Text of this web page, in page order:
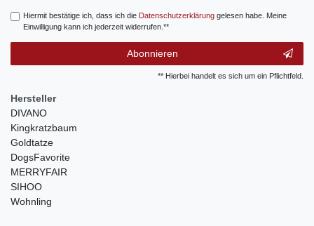
Hiermit bestätige ich, dass ich die Daten­schutz­erklärunggelesen habe. Meine
Einwilligung kann ich jederzeit widerrufen.**
Abonnieren
** Hierbei handelt es sich um ein Pflichtfeld.
Hersteller
DIVANO
Kingkratzbaum
Goldtatze
DogsFavorite
MERRYFAIR
SIHOO
Wohnling